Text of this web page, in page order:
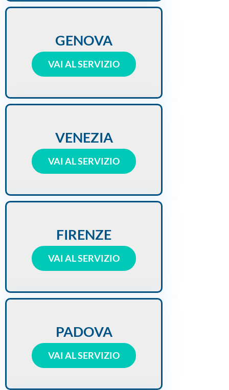
GENOVA
VAI AL SERVIZIO
VENEZIA
VAI AL SERVIZIO
FIRENZE
VAI AL SERVIZIO
PADOVA
VAI AL SERVIZIO